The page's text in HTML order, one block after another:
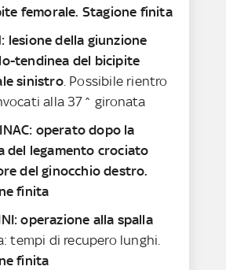
femorale. Stagione finita
lesione della giunzione
tendinea del bicipite
sinistro. Possibile rientro
alla 37^ gironata
operato dopo la
del legamento crociato
del ginocchio destro.
finita
operazione alla spalla
tempi di recupero lunghi.
finita